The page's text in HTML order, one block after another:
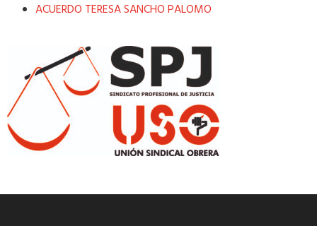
ACUERDO TERESA SANCHO PALOMO